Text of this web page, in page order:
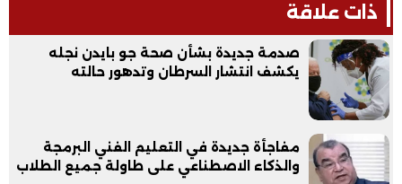
ذات علاقة
صدمة جديدة بشأن صحة جو بايدن نجله
يكشف انتشار السرطان وتدهور حالته
مفاجأة جديدة في التعليم الفني البرمجة
والذكاء الاصطناعي على طاولة جميع الطلاب